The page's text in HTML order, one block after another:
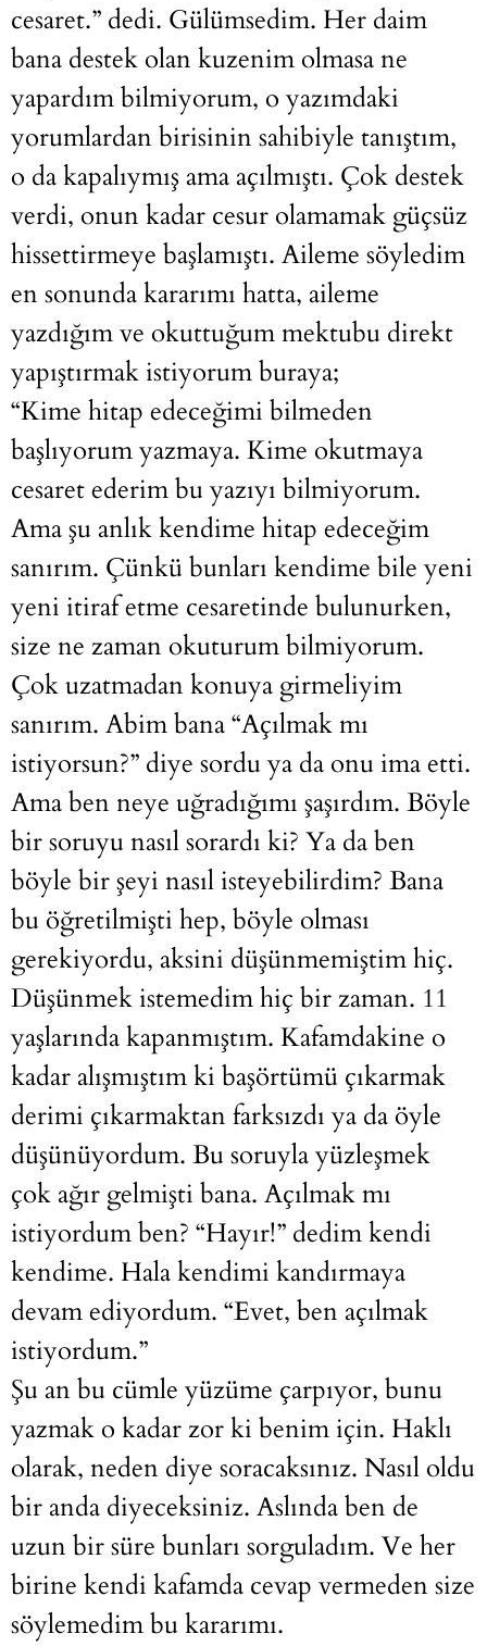
cesaret.” dedi. Gülümsedim. Her daim
bana destek olan kuzenim olmasa ne
yapardım bilmiyorum, o yazımdaki
yorumlardan birisinin sahibiyle tanıştım,
o da kapalıymış ama açılmıştı. Çok destek
verdi, onun kadar cesur olamamak güçsüz
hissettirmeye başlamıştı. Aileme söyledim
en sonunda kararımı hatta, aileme
yazdığım ve okuttuğum mektubu direkt
yapıştırmak istiyorum buraya;
“Kime hitap edeceğimi bilmeden
başlıyorum yazmaya. Kime okutmaya
cesaret ederim bu yazıyı bilmiyorum.
Ama şu anlık kendime hitap edeceğim
sanırım. Çünkü bunları kendime bile yeni
yeni itiraf etme cesaretinde bulunurken,
size ne zaman okuturum bilmiyorum.
Çok uzatmadan konuya girmeliyim
sanırım. Abim bana “Açılmak mı
istiyorsun?” diye sordu ya da onu ima etti.
Ama ben neye uğradığımı şaşırdım. Böyle
bir soruyu nasıl sorardı ki? Ya da ben
böyle bir şeyi nasıl isteyebilirdim? Bana
bu öğretilmişti hep, böyle olması
gerekiyordu, aksini düşünmemiştim hiç.
Düşünmek istemedim hiç bir zaman. 11
yaşlarında kapanmıştım. Kafamdakine o
kadar alışmıştım ki başörtümü çıkarmak
derimi çıkarmaktan farksızdı ya da öyle
düşünüyordum. Bu soruyla yüzleşmek
çok ağır gelmişti bana. Açılmak mı
istiyordum ben? “Hayır!” dedim kendi
kendime. Hala kendimi kandırmaya
devam ediyordum. “Evet, ben açılmak
istiyordum.”
Şu an bu cümle yüzüme çarpıyor, bunu
yazmak o kadar zor ki benim için. Haklı
olarak, neden diye soracaksınız. Nasıl oldu
bir anda diyeceksiniz. Aslında ben de
uzun bir süre bunları sorguladım. Ve her
birine kendi kafamda cevap vermeden size
söylemedim bu kararımı.